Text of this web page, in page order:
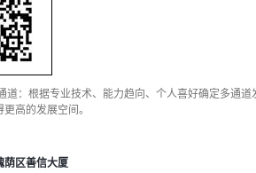
道：根据专业技术、能力趋向、个人喜好确定多通
高的发展空间。
荫区善信大厦